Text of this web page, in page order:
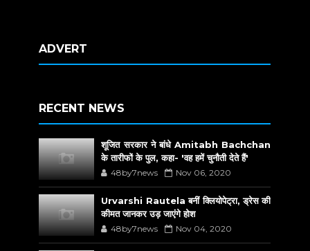
ADVERT
RECENT NEWS
शूजित सरकार ने बांधे Amitabh Bachchan
के तारीफों के पुल, कहा- 'वह हमें चुनौती देते हैं'
48by7news Nov 06, 2020
Urvarshi Rautela बनीं क्लियोपेट्रा, ड्रेस की
कीमत जानकर उड़ जाएंगे होश
48by7news Nov 04, 2020